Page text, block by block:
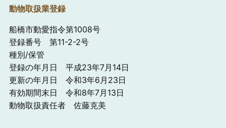
動物取扱業登録
船橋市動愛指令第1008号
登録番号 第11-2-2号
種別/保管
登録の年月日 平成23年7月14日
更新の年月日 令和3年6月23日
有効期間末日 令和8年7月13日
動物取扱責任者 佐藤克美